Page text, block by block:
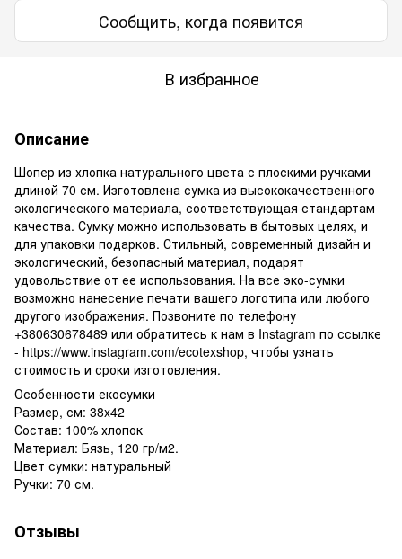
Сообщить, когда появится
В избранное
Описание
Шопер из хлопка натурального цвета с плоскими ручками
длиной 70 см. Изготовлена сумка из высококачественного
экологического материала, соответствующая стандартам
качества. Сумку можно использовать в бытовых целях, и
для упаковки подарков. Стильный, современный дизайн и
экологический, безопасный материал, подарят
удовольствие от ее использования. На все эко-сумки
возможно нанесение печати вашего логотипа или любого
другого изображения. Позвоните по телефону
+380630678489 или обратитесь к нам в Instagram по ссылке
- https://www.instagram.com/ecotexshop, чтобы узнать
стоимость и сроки изготовления.
Особенности екосумки
Размер, см: 38x42
Состав: 100% хлопок
Материал: Бязь, 120 гр/м2.
Цвет сумки: натуральный
Ручки: 70 см.
Отзывы